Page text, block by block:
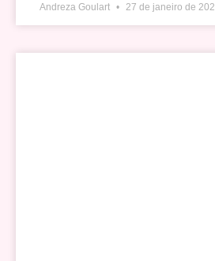
Andreza Goulart 27 de janeiro de